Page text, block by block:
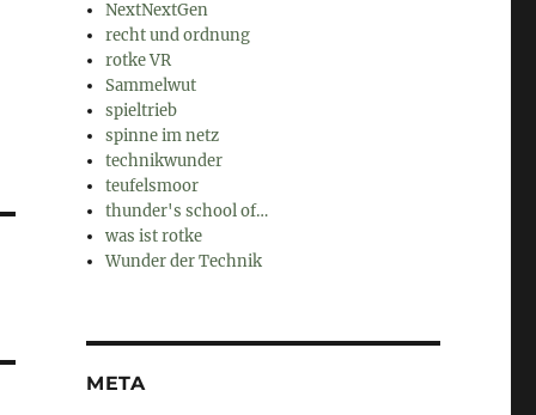
NextNextGen
recht und ordnung
rotke VR
Sammelwut
spieltrieb
spinne im netz
technikwunder
teufelsmoor
thunder's school of…
was ist rotke
Wunder der Technik
META